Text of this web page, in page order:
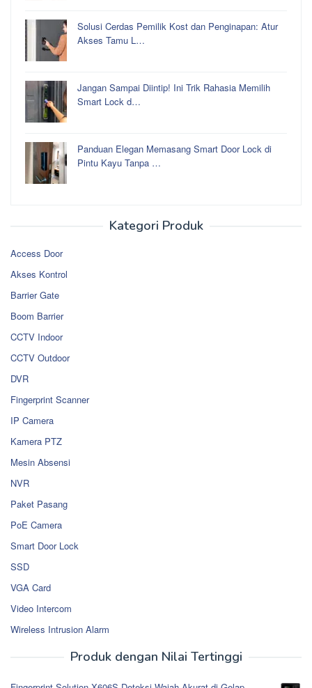
Solusi Cerdas Pemilik Kost dan Penginapan: Atur
Akses Tamu L…
Jangan Sampai Diintip! Ini Trik Rahasia Memilih
Smart Lock d…
Panduan Elegan Memasang Smart Door Lock di
Pintu Kayu Tanpa …
Kategori Produk
Access Door
Akses Kontrol
Barrier Gate
Boom Barrier
CCTV Indoor
CCTV Outdoor
DVR
Fingerprint Scanner
IP Camera
Kamera PTZ
Mesin Absensi
NVR
Paket Pasang
PoE Camera
Smart Door Lock
SSD
VGA Card
Video Intercom
Wireless Intrusion Alarm
Produk dengan Nilai Tertinggi